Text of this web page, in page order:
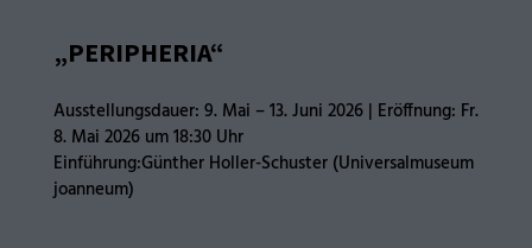
„PERIPHERIA“
Ausstellungsdauer: 9. Mai – 13. Juni 2026 | Eröffnung: Fr.
8. Mai 2026 um 18:30 Uhr
Einführung:Günther Holler-Schuster (Universalmuseum
joanneum)